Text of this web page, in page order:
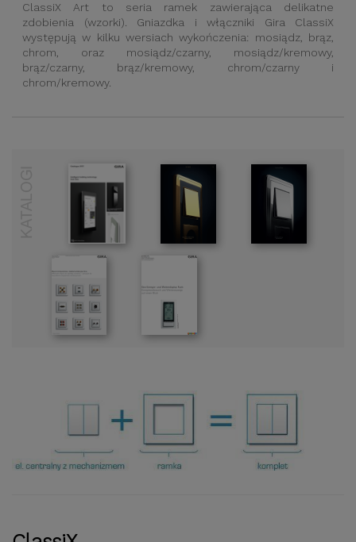
ClassiX Art to seria ramek zawierająca delikatne
zdobienia (wzorki). Gniazdka i włączniki Gira ClassiX
występują w kilku wersiach wykończenia: mosiądz, brąz,
chrom, oraz mosiądz/czarny, mosiądz/kremowy,
brąz/czarny, brąz/kremowy, chrom/czarny i
chrom/kremowy.